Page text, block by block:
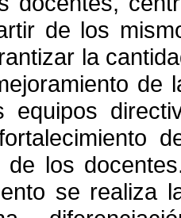
de los
la
de
equipos
de los
se realiza